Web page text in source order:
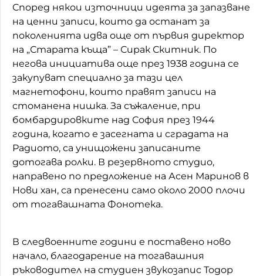
Според някои източници идеята за запазване
на ценни записи, които да останат за
поколенията идва още от първия директор
на „Старата къща” – Сирак Скитник. По
негова инициатива още през 1938 година се
закупуват специално за тази цел
магнетофони, които правят записи на
стоманена нишка. За съжаление, при
бомбардировките над София през 1944
година, когато е засегната и сградата на
Радиото, са унищожени записаните
дотогава ролки. В резервното студио,
направено по предложение на Асен Маринов в
Нови хан, са пренесени само около 2000 плочи
от тогавашната Фонотека.
В следвоенните години е поставено ново
начало, благодарение на тогавашния
ръководител на студиен звукозапис Тодор